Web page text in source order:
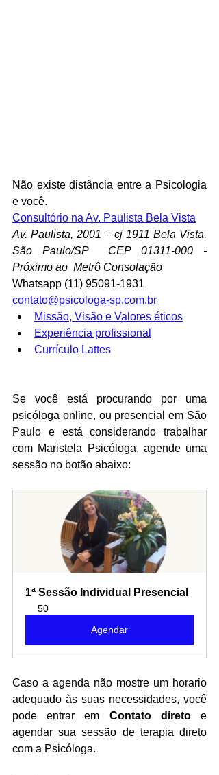
Não existe distância entre a Psicologia
e você.
Consultório na Av. Paulista Bela Vista
Av. Paulista, 2001 – cj 1911 Bela Vista,
São Paulo/SP  CEP 01311-000 -
Próximo ao  Metrô Consolação
Whatsapp (11) 95091-1931
contato@psicologa-sp.com.br
Missão, Visão e Valores éticos
Experiência profissional
Currículo Lattes
Se você está procurando por uma
psicóloga online, ou presencial em São
Paulo e está considerando trabalhar
com Maristela Psicóloga, agende uma
sessão no botão abaixo:
1ª Sessão Individual Presencial
50
Agendar
Caso a agenda não mostre um horario
adequado às suas necessidades, você
pode entrar em Contato direto e
agendar sua sessão de terapia direto
com a Psicóloga.